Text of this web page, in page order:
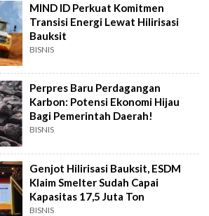
MIND ID Perkuat Komitmen
Transisi Energi Lewat Hilirisasi
Bauksit
BISNIS
Perpres Baru Perdagangan
Karbon: Potensi Ekonomi Hijau
Bagi Pemerintah Daerah!
BISNIS
Genjot Hilirisasi Bauksit, ESDM
Klaim Smelter Sudah Capai
Kapasitas 17,5 Juta Ton
BISNIS